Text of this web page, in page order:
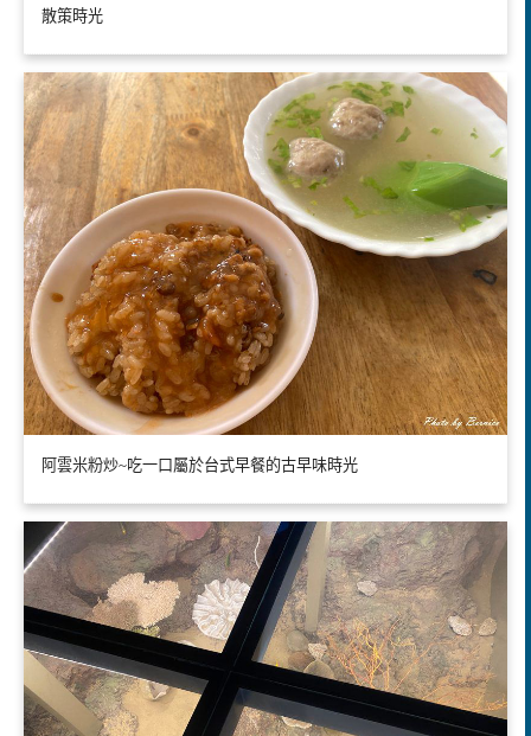
散策時光
阿雲米粉炒~吃一口屬於台式早餐的古早味時光